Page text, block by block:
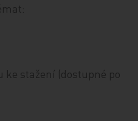
ke stažení (dostupné po